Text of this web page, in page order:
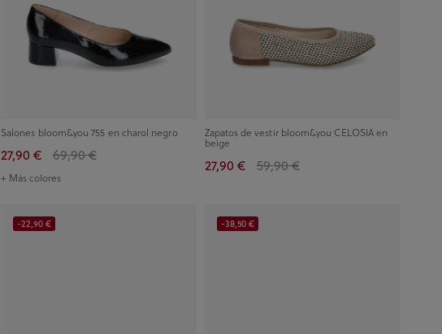
Salones bloom&you 755 en charol negro
27,90 € 69,90 €
+ Más colores
Zapatos de vestir bloom&you CELOSIA en
beige
27,90 € 59,90 €
-22,90 € -38,50 €